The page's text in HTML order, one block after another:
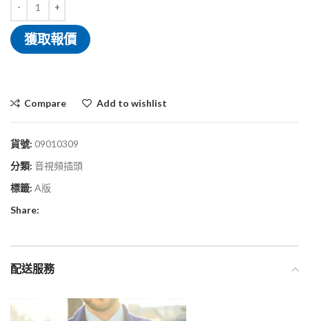
獲取報價
Compare Add to wishlist
貨號: 09010309
分類: 音視頻插頭
標籤: A版
Share:
配送服務